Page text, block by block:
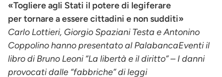
«Togliere agli Stati il potere di legiferare
per tornare a essere cittadini e non sudditi»
Carlo Lottieri, Giorgio Spaziani Testa e Antonino
Coppolino hanno presentato al PalabancaEventi il
libro di Bruno Leoni “La libertà e il diritto” – I danni
provocati dalle “fabbriche” di leggi